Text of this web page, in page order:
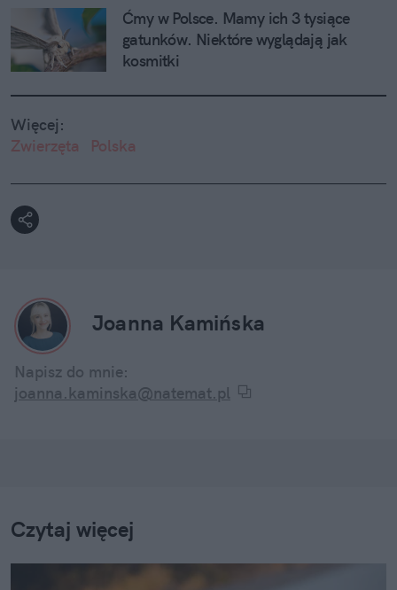
Ćmy w Polsce. Mamy ich 3 tysiące
gatunków. Niektóre wyglądają jak
kosmitki
Więcej:
Zwierzęta
Polska
Joanna Kamińska
Napisz do mnie:
joanna.kaminska@natemat.pl
Czytaj więcej